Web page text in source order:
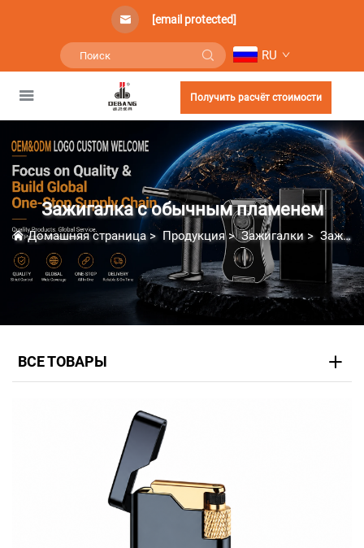
[email protected]
RU
Получить расчёт стоимости
Зажигалка с обычным пламенем
Домашняя страница> Продукция>Зажигалки> Зажигалка с обычным пламенем
ВСЕ ТОВАРЫ